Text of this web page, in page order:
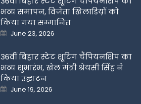
भव्य समापन, विजेता खिलाडिय़ों को
किया गया सम्मानित
Posted
on
June 23, 2026
36वीं बिहार स्टेट शूटिंग चैंपियनशिप का
भव्य शुभारंभ, खेल मंत्री श्रेयसी सिंह ने
किया उद्घाटन
Posted
on
June 19, 2026